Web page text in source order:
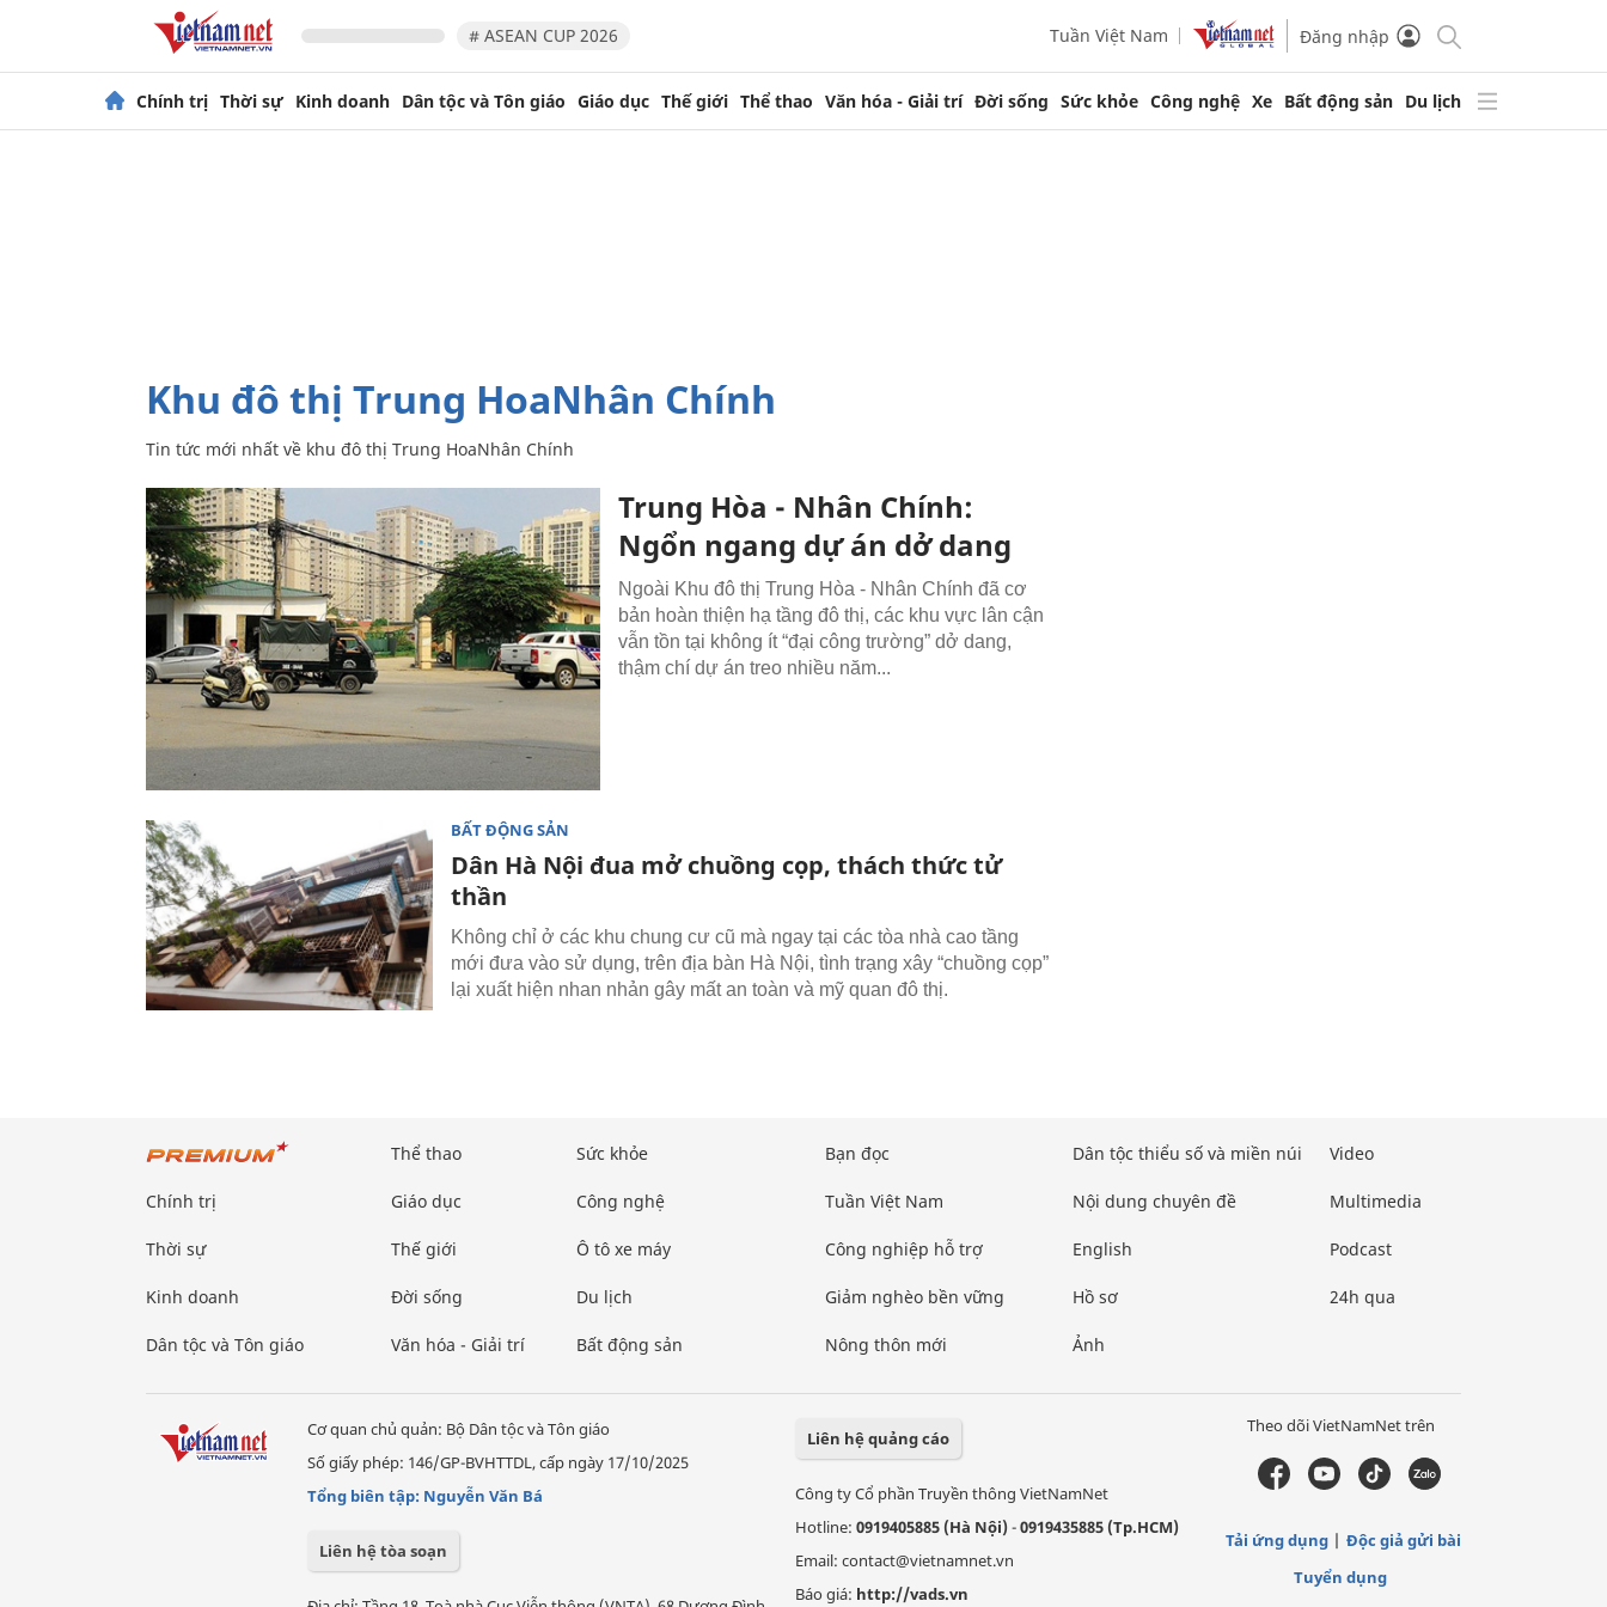
# ASEAN CUP 2026 Tuần Việt Nam Đăng nhập
Chính trị Thời sự Kinh doanh Dân tộc và Tôn giáo Giáo dục Thế giới Thể thao Văn hóa - Giải trí Đời sống Sức khỏe Công nghệ Xe Bất động sản Du lịch
khu đô thị Trung HoaNhân Chính
Tin tức mới nhất về khu đô thị Trung HoaNhân Chính
Trung Hòa - Nhân Chính:
Ngổn ngang dự án dở dang
Ngoài Khu đô thị Trung Hòa - Nhân Chính đã cơ
bản hoàn thiện hạ tầng đô thị, các khu vực lân cận
vẫn tồn tại không ít “đại công trường” dở dang,
thậm chí dự án treo nhiều năm...
BẤT ĐỘNG SẢN
Dân Hà Nội đua mở chuồng cọp, thách thức tử
thần
Không chỉ ở các khu chung cư cũ mà ngay tại các tòa nhà cao tầng
mới đưa vào sử dụng, trên địa bàn Hà Nội, tình trạng xây “chuồng cọp”
lại xuất hiện nhan nhản gây mất an toàn và mỹ quan đô thị.
Chính trị
Thời sự
Kinh doanh
Dân tộc và Tôn giáo
Thể thao
Giáo dục
Thế giới
Đời sống
Văn hóa - Giải trí
Sức khỏe
Công nghệ
Ô tô xe máy
Du lịch
Bất động sản
Bạn đọc
Tuần Việt Nam
Công nghiệp hỗ trợ
Giảm nghèo bền vững
Nông thôn mới
Dân tộc thiểu số và miền núi
Nội dung chuyên đề
English
Hồ sơ
Ảnh
Video
Multimedia
Podcast
24h qua
Cơ quan chủ quản: Bộ Dân tộc và Tôn giáo
Số giấy phép: 146/GP-BVHTTDL, cấp ngày 17/10/2025
Tổng biên tập: Nguyễn Văn Bá
Liên hệ tòa soạn
Liên hệ quảng cáo
Công ty Cổ phần Truyền thông VietNamNet
Hotline: 0919405885 (Hà Nội)-0919435885 (Tp.HCM)
Email: contact@vietnamnet.vn
Báo giá: http://vads.vn
Theo dõi VietNamNet trên
Tải ứng dụng
Độc giả gửi bài
Tuyển dụng